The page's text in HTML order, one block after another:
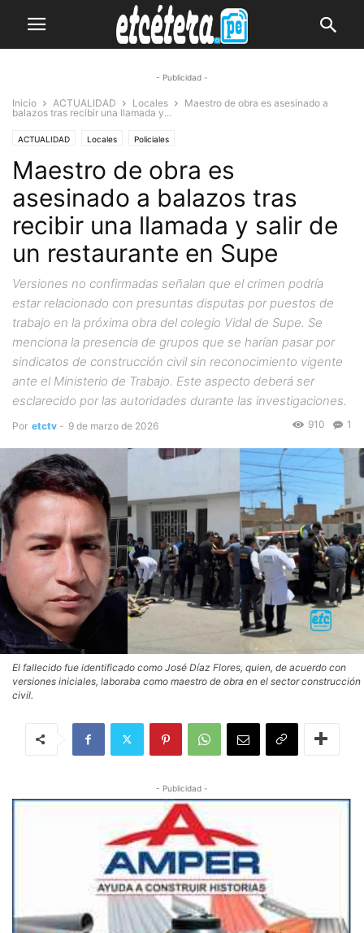
- Publicidad -
Inicio ACTUALIDAD Locales
Maestro de obra es asesinado a
balazos tras recibir una llamada y...
ACTUALIDAD Locales Policiales
Maestro de obra es
asesinado a balazos tras
recibir una llamada y salir de
un restaurante en Supe
Versiones no confirmadas señalan que el crimen podría
estar relacionado con presuntas disputas por puestos de
trabajo en la próxima obra del colegio Vidal de Supe. Se
menciona la presencia de grupos que se harían pasar por
sindicatos de construcción civil sin reconocimiento vigente
ante el Ministerio de Trabajo. Este aspecto deberá ser
esclarecido por las autoridades durante las investigaciones.
Por etctv - 9 de marzo de 2026 1
910
El fallecido fue identificado como José Díaz Flores, quien, de acuerdo con
versiones iniciales, laboraba como maestro de obra en el sector construcción
civil.
- Publicidad -